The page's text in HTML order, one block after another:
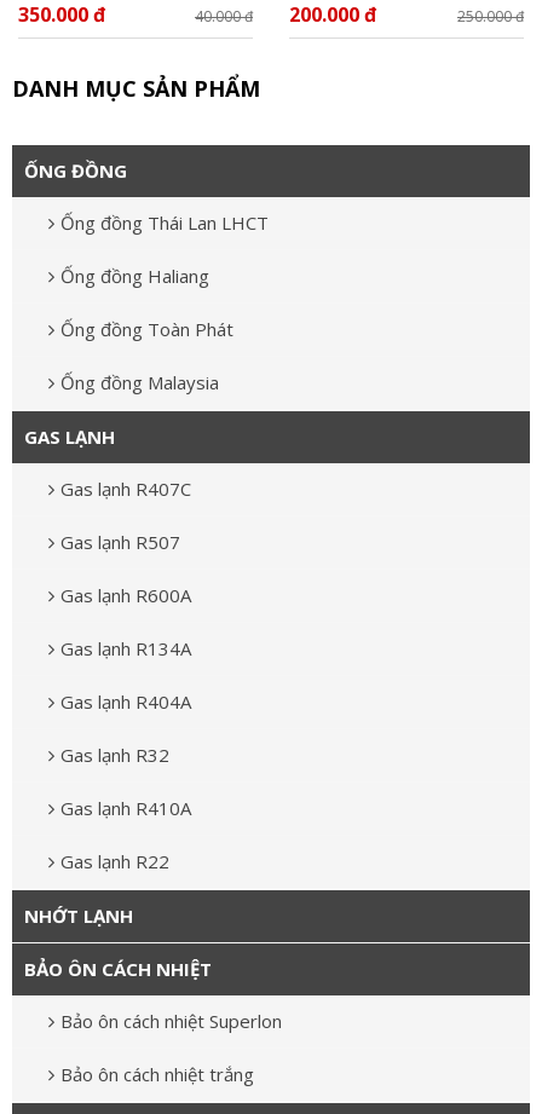
350.000 đ 40.000 đ 200.000 đ 250.000 đ
DANH MỤC SẢN PHẨM
ỐNG ĐỒNG
Ống đồng Thái Lan LHCT
Ống đồng Haliang
Ống đồng Toàn Phát
Ống đồng Malaysia
GAS LẠNH
Gas lạnh R407C
Gas lạnh R507
Gas lạnh R600A
Gas lạnh R134A
Gas lạnh R404A
Gas lạnh R32
Gas lạnh R410A
Gas lạnh R22
NHỚT LẠNH
BẢO ÔN CÁCH NHIỆT
Bảo ôn cách nhiệt Superlon
Bảo ôn cách nhiệt trắng